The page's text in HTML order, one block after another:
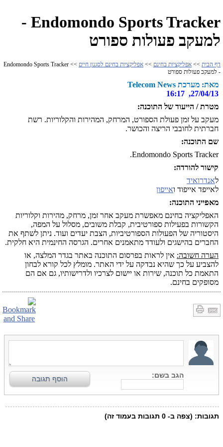
Endomondo Sports Tracker -
למעקב פעולות ספורט
דף הבית >> אפליקציות בחינם >> אפליקציות בחינם לסגנון חיים
>> Endomondo Sports Tracker
- למעקב פעולות ספורט
מאת: מערכת Telecom News
27/04/13, 16:17
מטרת / הייעוד של התוכנה:
מעקב על זמן פעולת הספורט, המרחק, המהירות והקלוריות. רשת
חברתית לחובבי הריצה והכושר.
שם התוכנה:
Endomondo Sports Tracker.
קישור להורדה:
לאנדרואיד
לאייפד אייפוד ואייפון
מאפייני התוכנה:
האפליקציה בחינם מאפשרת מעקב אחר זמן, מרחק, מהירות וקלוריות
הקשורות בפעילות ספורטיבית, קבלת משובים, מסלול על המפה,
היסטוריה של הפעולות הספורטיביות, הצבת יעדים ועוד. ניתן לשתף את
החברים בהישגים ולעודד מתאמנים אחרים. הגרסה החינמית היא חלקית.
הערה חשובה: אין לראות בפרסום התוכנה באתר בגדר המלצה, או
להצביע על כך שהיא נבדקה על ידי האתר. מומלץ לכל קורא לבחון
התאמת כל תוכנה, שירות או יישום לצרכיו ולדרישותיו, גם אם הם
מסופקים בחינם.